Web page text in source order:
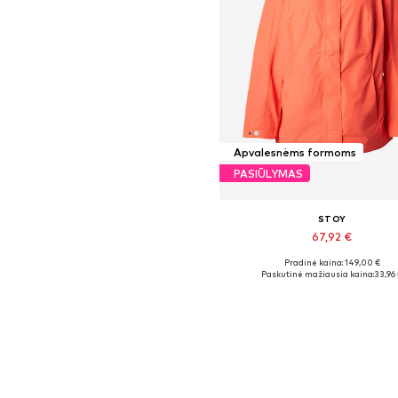
Apvalesnėms formoms
PASIŪLYMAS
STOY
67,92 €
Galimi dydžiai: L, L-XL, XL
Pradinė kaina: 149,00 €
Paskutinė mažiausia kaina:33,96